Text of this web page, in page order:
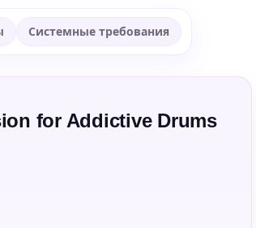
Системные требования
for Addictive Drums